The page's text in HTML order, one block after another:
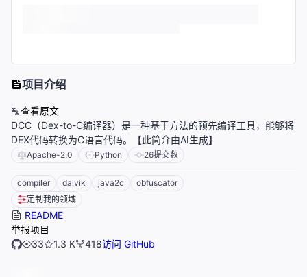
项目介绍
查看原文
DCC（Dex-to-C编译器）是一种基于方法的预先编译工具，能够将
DEX代码转换为C语言代码。【此简介由AI生成】
Apache-2.0 Python 26提交数
compiler dalvik java2c
obfuscator
定制我的领域
README
举报项目
33
1.3 K 418访问 GitHub